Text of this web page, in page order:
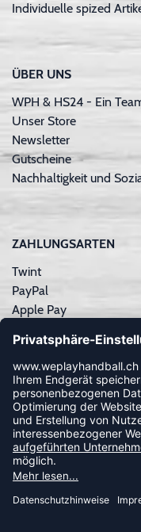
Individuelle spized
ÜBER UNS
WPH & HS24 - Ein
Unser Store
Newsletter
Gutscheine
Nachhaltigkeit und
ZAHLUNGSARTEN
Twint
PayPal
Apple Pay
Kreditkarte
Rechnungskauf
NEWSLETTER